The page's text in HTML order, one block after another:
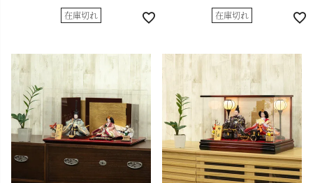
在庫切れ 在庫切れ